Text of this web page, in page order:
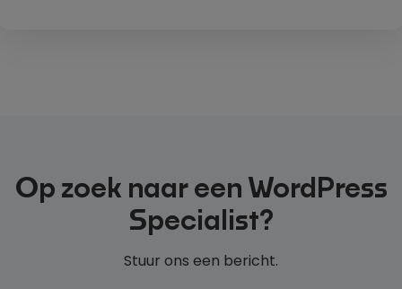
Op zoek naar een WordPress
Specialist?
Stuur ons een bericht.